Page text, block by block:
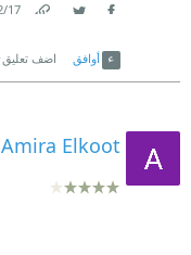
17‏/12‏/2024
أوافق اضف تعليق
Amira Elkoot